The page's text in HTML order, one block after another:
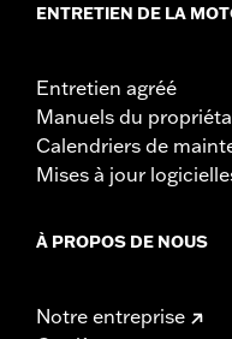
ENTRETIEN DE LA
Entretien agréé
Manuels du
Calendriers de
Mises à jour
À PROPOS DE NOUS
Notre entreprise